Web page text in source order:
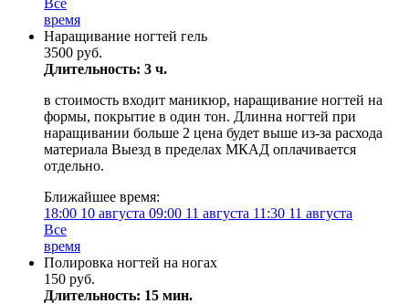
Все
время
Наращивание ногтей гель
3500 руб.
Длительность: 3 ч.
в стоимость входит маникюр, наращивание ногтей на
формы, покрытие в один тон. Длинна ногтей при
наращивании больше 2 цена будет выше из-за расхода
материала Выезд в пределах МКАД оплачивается
отдельно.
Ближайшее время:
18:00 10 августа 09:00 11 августа 11:30 11 августа
Все
время
Полировка ногтей на ногах
150 руб.
Длительность: 15 мин.